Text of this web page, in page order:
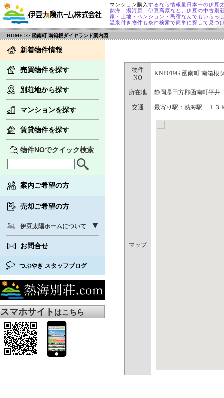
マンション購入 するなら情報量日本一の伊豆
熱海、湯河原、伊豆高原など、伊豆の中古別
家・土地・ペンション・民宿なんでもいらっ
温泉付き物件も条件検索で簡単に探して見つ
HOME >> 函南町 南箱根ダイヤランド案内図
新着物件情報
売買物件を探す
別荘地から探す
マンションを探す
賃貸物件を探す
物件NOでクイック検索
案内ご希望の方
売却ご希望の方
伊豆太陽ホームについて
お問合せ
つぶやき スタッフブログ
スマホサイトはこちら
物件
NO
KNP019G 函南町 南箱根
所在地 静岡県田方郡函南町平井
交通 最寄り駅：熱海駅 １
マップ